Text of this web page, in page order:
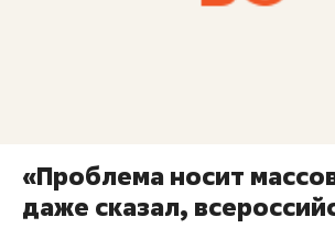
«Проблема носит
даже сказал,